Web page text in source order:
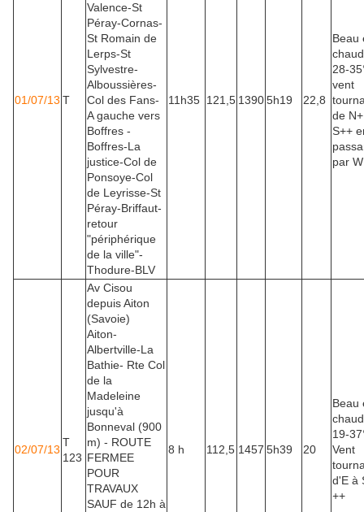
01/07/13 T
Valence-St
Péray-Cornas-
St Romain de
Lerps-St
Sylvestre-
Alboussières-
Col des Fans-
A gauche vers
Boffres -
Boffres-La
justice-Col de
Ponsoye-Col
de Leyrisse-St
Péray-Briffaut-
retour
"périphérique
de la ville"-
Thodure-BLV
11h35 121,5 13905h19 22,8
Beau
chaud
28-
vent
de
S++
par W
02/07/13
T
123
Av Cisou
depuis Aiton
(Savoie)
Aiton-
Albertville-La
Bathie- Rte Col
de la
Madeleine
jusqu'à
Bonneval (900
m) - ROUTE
FERMEE
POUR
TRAVAUX
SAUF de 12h à
8 h 112,5 1457 5h39 20
Beau
chaud
19-
Vent
d'E à
++